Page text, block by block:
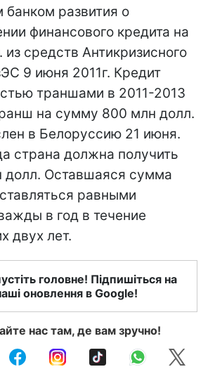
банком развития о
финансового кредита на
средств Антикризисного
9 июня 2011г. Кредит
траншами в 2011-2013
на сумму 800 млн долл.
в Белоруссию 21 июня.
страна должна получить
Оставшаяся сумма
равными
в год в течение
двух лет.
головне! Підпишіться на
оновлення в Google!
нас там, де вам зручно!